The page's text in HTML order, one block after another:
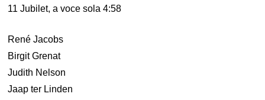
11 Jubilet, a voce sola 4:58
René Jacobs
Birgit Grenat
Judith Nelson
Jaap ter Linden